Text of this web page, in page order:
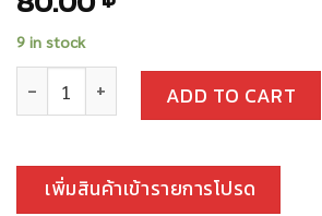
9 in stock
Coil Father Coil Trimming Cutting
ADD TO CART
เพิ่มสินค้าเข้ารายการโปรด